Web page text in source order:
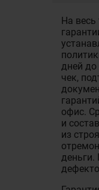
На весь
дней до
чек,
офис.
и
из
деньги.